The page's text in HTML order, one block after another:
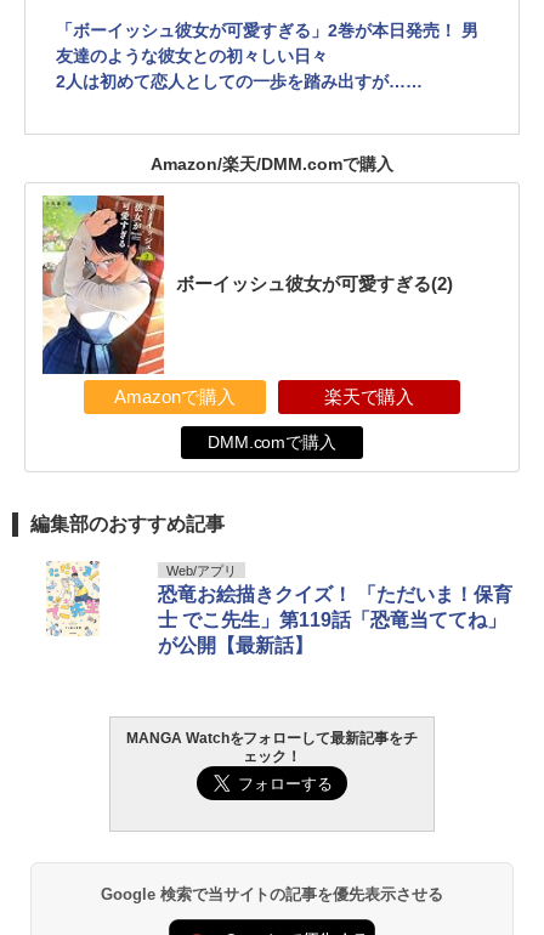
「ボーイッシュ彼女が可愛すぎる」2巻が本日発売！ 男
友達のような彼女との初々しい日々
2人は初めて恋人としての一歩を踏み出すが……
Amazon/楽天/DMM.comで購入
ボーイッシュ彼女が可愛すぎる(2)
Amazonで購入 楽天で購入
DMM.comで購入
編集部のおすすめ記事
Web/アプリ
恐竜お絵描きクイズ！ 「ただいま！保育
士 でこ先生」第119話「恐竜当ててね」
が公開【最新話】
MANGA Watchをフォローして最新記事をチ
ェック！
Google 検索で当サイトの記事を優先表示させる